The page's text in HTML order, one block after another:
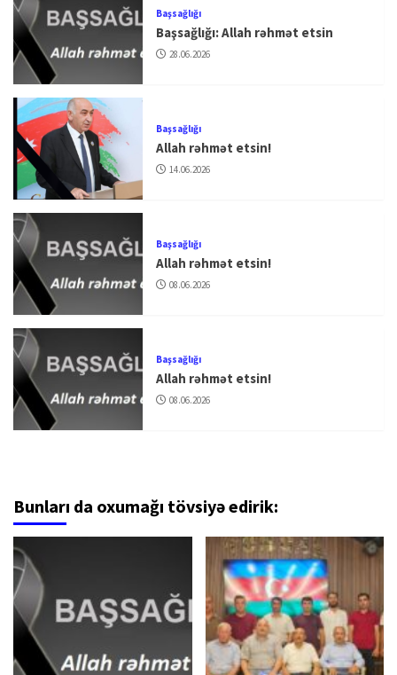
Başsağlığı
Başsağlığı: Allah rəhmət etsin
28.06.2026
Başsağlığı
Allah rəhmət etsin!
14.06.2026
Başsağlığı
Allah rəhmət etsin!
08.06.2026
Başsağlığı
Allah rəhmət etsin!
08.06.2026
Bunları da oxumağı tövsiyə edirik: